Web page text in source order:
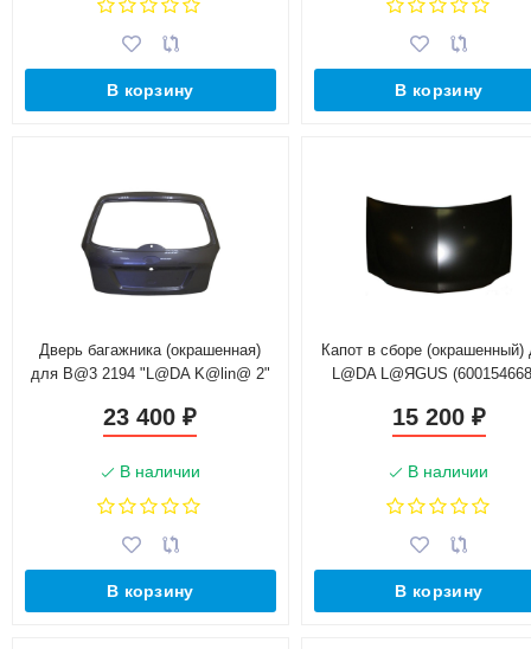
В корзину В корзину
Дверь багажника (окрашенная)
для B@3 2194 "L@DA K@lin@ 2"
23 400₽
В наличии
В корзину
Капот в сборе (окрашенный)
L@DA L@ЯGUS
15 200 ₽
В наличии
В корзину